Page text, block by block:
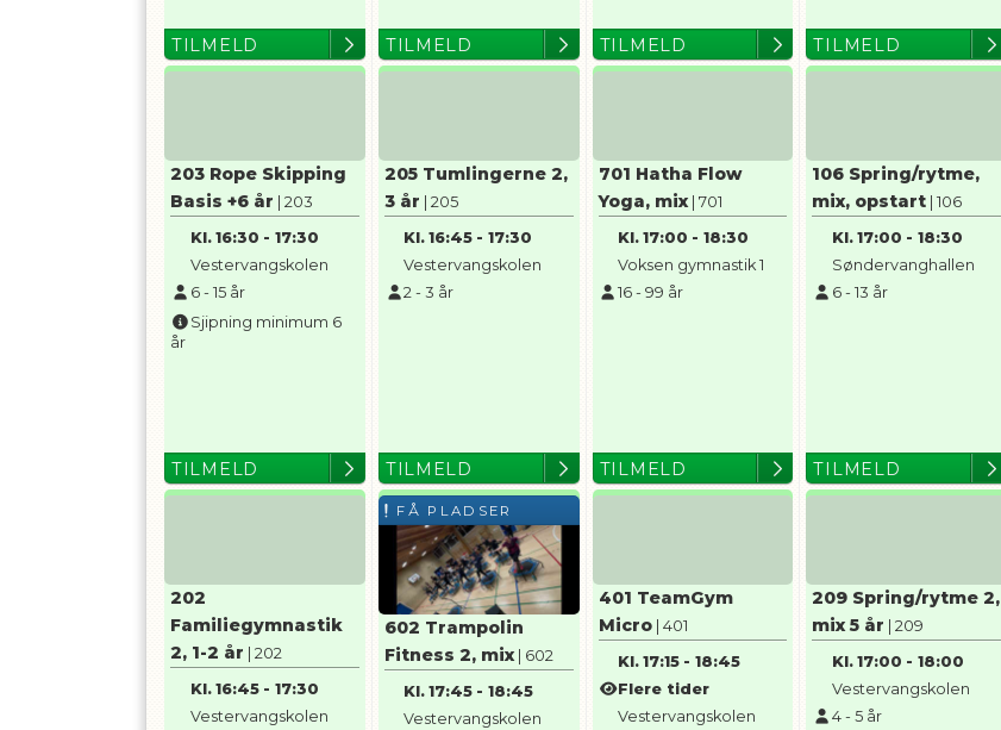
TILMELD
203 Rope Skipping
Basis +6 år
| 203
Kl. 16:30 - 17:30
Vestervangskolen
6- 15år
Sjipning minimum 6
år
TILMELD
202
Familiegymnastik
2, 1-2 år
| 202
Kl. 16:45 - 17:30
Vestervangskolen
TILMELD
205 Tumlingerne 2,
3 år
| 205
Kl. 16:45 -17:30
Vestervangskolen
2 -3 år
TILMELD
FÅ PLADSER
602 Trampolin
Fitness 2, mix
| 602
Kl. 17:45 -18:45
Vestervangskolen
TILMELD
701 Hatha Flow
Yoga, mix
| 701
Kl. 17:00 -18:30
Voksen gymnastik 1
16 -99 år
TILMELD
401 TeamGym
Micro
| 401
Kl. 17:15 -18:45
Flere tider
Vestervangskolen
TILMELD
106 Spring/rytme,
mix, opstart | 106
Kl. 17:00 -18:30
Søndervanghallen
6 -13 år
TILMELD
209 Spring/rytme 2,
mix 5 år
| 209
Kl. 17:00 -18:00
Vestervangskolen
4 -5 år